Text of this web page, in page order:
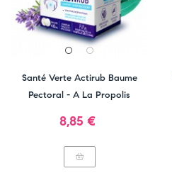
Santé Verte Actirub Baume
Pectoral - A La Propolis
Prix
8,85 €